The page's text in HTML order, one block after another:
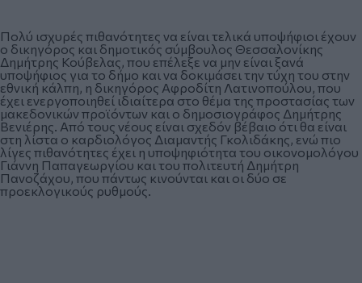
Πολύ ισχυρές πιθανότητες να είναι τελικά υποψήφιοι έχουν
ο δικηγόρος και δημοτικός σύμβουλος Θεσσαλονίκης
Δημήτρης Κούβελας, που επέλεξε να μην είναι ξανά
υποψήφιος για το δήμο και να δοκιμάσει την τύχη του στην
εθνική κάλπη, η δικηγόρος Αφροδίτη Λατινοπούλου, που
έχει ενεργοποιηθεί ιδιαίτερα στο θέμα της προστασίας των
μακεδονικών προϊόντων και ο δημοσιογράφος Δημήτρης
Βενιέρης. Από τους νέους είναι σχεδόν βέβαιο ότι θα είναι
στη λίστα ο καρδιολόγος Διαμαντής Γκολιδάκης, ενώ πιο
λίγες πιθανότητες έχει η υποψηφιότητα του οικονομολόγου
Γιάννη Παπαγεωργίου και του πολιτευτή Δημήτρη
Πανοζάχου, που πάντως κινούνται και οι δύο σε
προεκλογικούς ρυθμούς.